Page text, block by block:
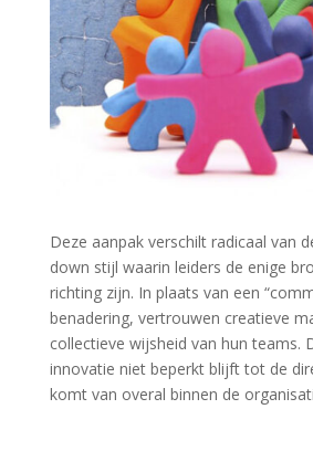
Deze aanpak verschilt radicaal van
down stijl waarin leiders de enige
richting zijn. In plaats van een
benadering, vertrouwen creatieve
collectieve wijsheid van hun teams.
innovatie niet beperkt blijft tot de
komt van overal binnen de